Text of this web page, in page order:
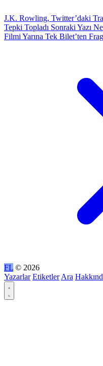
J.K. Rowling, Twitter’daki
Tepki Topladı Sonraki Yazı
Filmi Yarına Tek Bilet’ten
FL © 2026
Yazarlar Etiketler Ara